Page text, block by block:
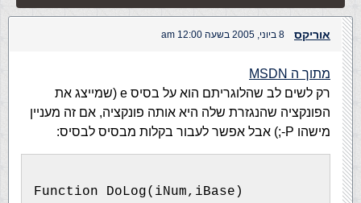
אוריקס 8 ביוני, 2005 בשעה 12:00 am
מתוך ה MSDN
רק לשים לב שהלוגריתם הוא על בסיס e (שמייצג את
הפונקציה שהנגזרת שלה היא אותה פונקציה, אם זה מעניין
מישהו P-;) אבל אפשר לעבור בקלות מבסיס לבסיס:
Function DoLog(iNum,iBase)